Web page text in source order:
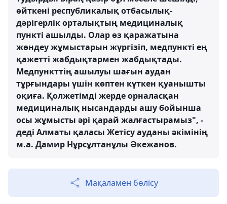
өйткені республикалық отбасылық-
дәрігерлік орталықтың медициналық
пункті ашылды. Олар өз қаражатына
жөндеу жұмыстарын жүргізіп, медпункті ең
қажетті жабдықтармен жабдықтады.
Медпункттің ашылуы шағын аудан
тұрғындары үшін көптен күткен қуанышты
оқиға. Қолжетімді жерде орналасқан
медициналық нысандарды ашу бойынша
осы жұмысты әрі қарай жалғастырамыз", -
деді Алматы қаласы Жетісу ауданы әкімінің
м.а. Дамир Нұрсұлтанұлы Әкежанов.
Мақаламен бөлісу